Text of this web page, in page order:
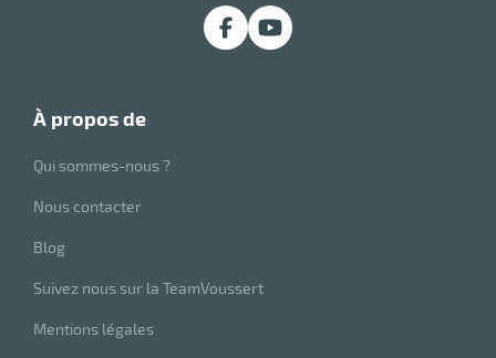
à propos de
Qui sommes-nous ?
Nous contacter
Blog
Suivez nous sur la TeamVoussert
Mentions légales